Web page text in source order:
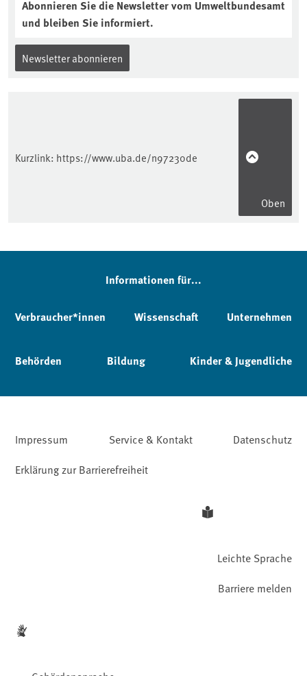
Abonnieren Sie die Newsletter vom Umweltbundesamt
und bleiben Sie informiert.
Newsletter abonnieren
Kurzlink: https://www.uba.de/n97230de
Oben
Informationen für...
Verbraucher*innen Wissenschaft Unternehmen
Behörden Bildung Kinder & Jugendliche
Impressum Service & Kontakt
Datenschutz
Erklärung zur Barrierefreiheit
Leichte Sprache
Barriere melden